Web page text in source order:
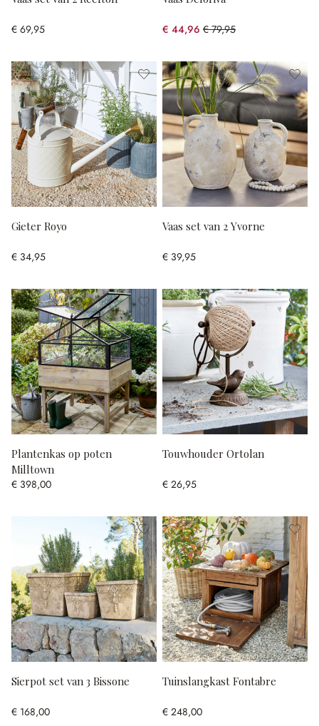
€ 69,95 € 44,96 € 79,95
(43.76% gespart)
Gieter Royo
€ 34,95
Vaas set van 2 Yvorne
€ 39,95
Plantenkas op poten
Milltown
€ 398,00
Touwhouder Ortolan
€ 26,95
Sierpot set van 3 Bissone
€ 168,00
Tuinslangkast Fontabre
€ 248,00